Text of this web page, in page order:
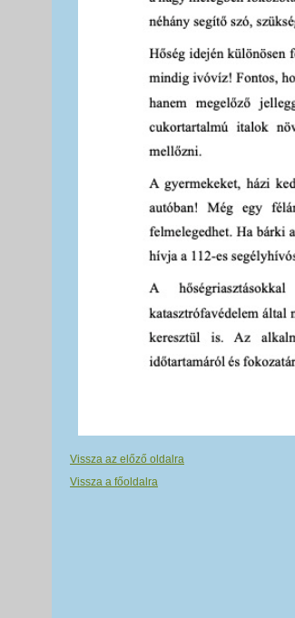
Vissza az előző oldalra
Vissza a főoldalra